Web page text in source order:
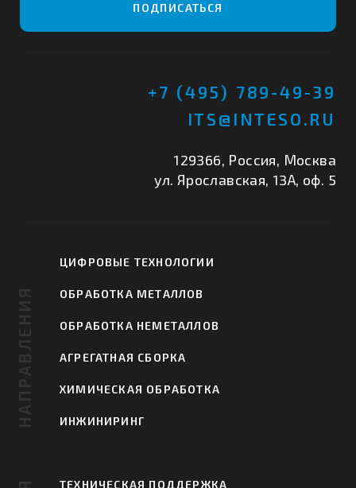
ПОДПИСАТЬСЯ
ЦИФРОВЫЕ ТЕХНОЛОГИИ
ОБРАБОТКА МЕТАЛЛОВ
ОБРАБОТКА НЕМЕТАЛЛОВ
АГРЕГАТНАЯ СБОРКА
ХИМИЧЕСКАЯ ОБРАБОТКА
ИНЖИНИРИНГ
ТЕХНИЧЕСКАЯ ПОДДЕРЖКА
+7 (495) 789-49-39
ITS@INTESO.RU
129366, Россия, Москва
ул. Ярославская, 13А, оф. 5